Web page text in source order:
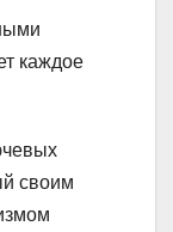
каждое
своим